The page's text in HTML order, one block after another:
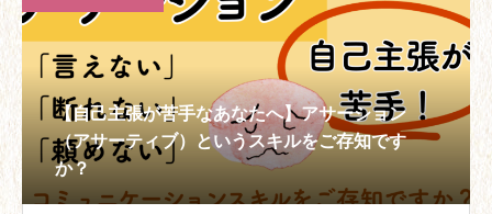
【自己主張が苦手なあなたへ】アサーション
（アサーティブ）というスキルをご存知です
か？